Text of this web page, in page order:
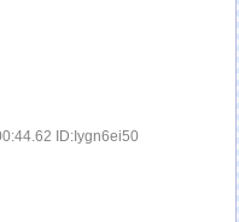
ID:Iygn6ei50